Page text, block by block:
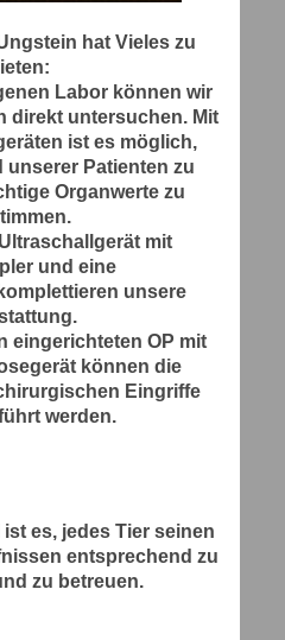
hat Vieles zu
Labor können wir
direkt untersuchen. Mit
ist es möglich,
Patienten zu
Organwerte zu
mit
und eine
unsere
eingerichteten OP mit
können die
Eingriffe
werden.
es, jedes Tier seinen
entsprechend zu
zu betreuen.